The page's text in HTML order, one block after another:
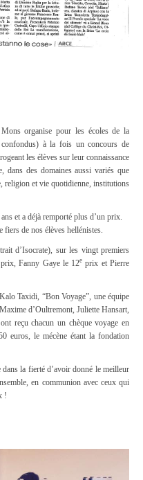
organise pour les écoles de la
confondus) à la fois un concours de
les élèves sur leur connaissance
dans des domaines aussi variés que
religion et vie quotidienne, institutions
et a déjà remporté plus d’un prix.
fiers de nos élèves hellénistes.
d’Isocrate), sur les vingt premiers
Fanny Gaye le 12e prix et Pierre
Taxidi, “Bon Voyage”, une équipe
d’Oultremont, Juliette Hansart,
reçu chacun un chèque voyage en
euros, le mécène étant la fondation
la fierté d’avoir donné le meilleur
en communion avec ceux qui
!